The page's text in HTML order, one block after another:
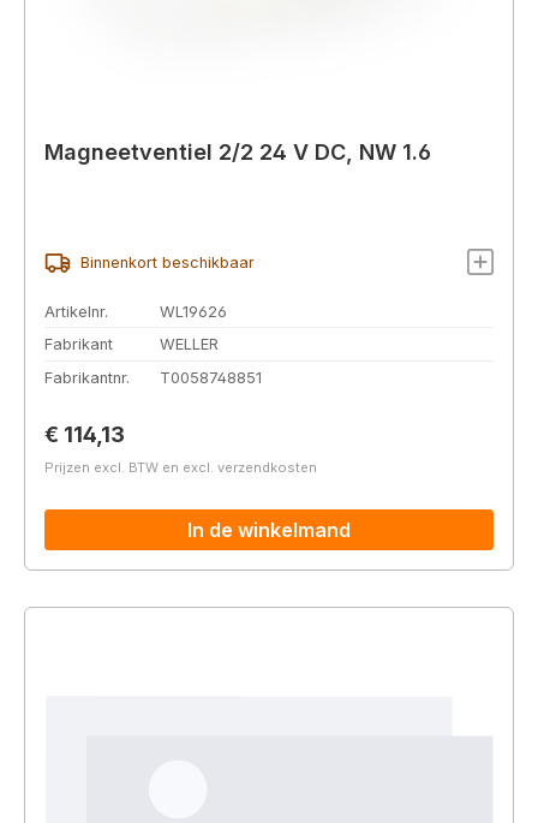
Magneetventiel 2/2 24 V DC, NW 1.6
Binnenkort beschikbaar
Artikelnr.
WL19626
Fabrikant
WELLER
Fabrikantnr.
T0058748851
Normale prijs:
€ 114,13
Prijzen excl. BTW en excl. verzendkosten
In de winkelmand